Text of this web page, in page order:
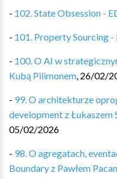
- 102. State Obsession -
- 101. Property Sourcing
- 100. O AI w
Kubą Pilimonem, 26/02/
- 99. O architekturze
development z
05/02/2026
- 98. O agregatach,
Boundary z Pawłem